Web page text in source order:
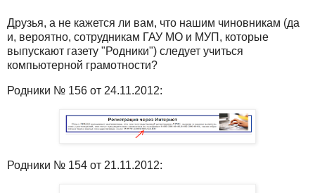
Друзья, а не кажется ли вам, что нашим чиновникам (да
и, вероятно, сотрудникам ГАУ МО и МУП, которые
выпускают газету "Родники") следует учиться
компьютерной грамотности?
Родники № 156 от 24.11.2012:
Родники № 154 от 21.11.2012: